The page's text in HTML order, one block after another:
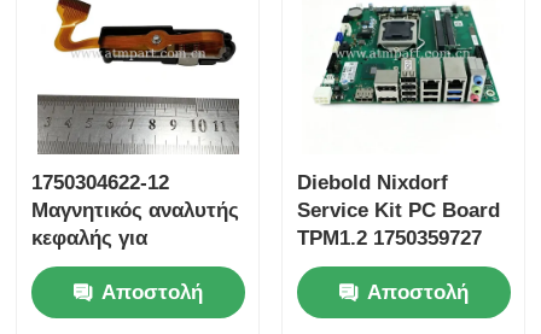
1750304622-12
Μαγνητικός αναλυτής
κεφαλής για
αναγνώστη καρτών
Diebold Nixdorf
ICT3H5
Αποστολή
Diebold Nixdorf
Service Kit PC Board
TPM1.2 1750359727
1750304578
1750301816Αποστολή